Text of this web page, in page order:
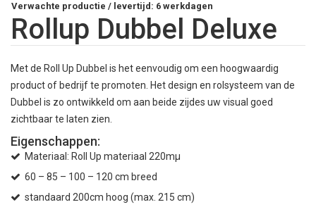
Verwachte productie / levertijd: 6 werkdagen
Rollup Dubbel Deluxe
Met de Roll Up Dubbel is het eenvoudig om een hoogwaardig
product of bedrijf te promoten. Het design en rolsysteem van de
Dubbel is zo ontwikkeld om aan beide zijdes uw visual goed
zichtbaar te laten zien.
Eigenschappen:
Materiaal: Roll Up materiaal 220mµ
60 – 85 – 100 – 120 cm breed
standaard 200cm hoog (max. 215 cm)